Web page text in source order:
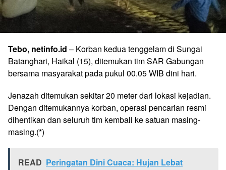
Tebo, netinfo.id – Korban kedua tenggelam di Sungai
Batanghari, Haikal (15), ditemukan tim SAR Gabungan
bersama masyarakat pada pukul 00.05 WIB dini hari.
Jenazah ditemukan sekitar 20 meter dari lokasi kejadian.
Dengan ditemukannya korban, operasi pencarian resmi
dihentikan dan seluruh tim kembali ke satuan masing-
masing.(*)
READ Peringatan Dini Cuaca: Hujan Lebat